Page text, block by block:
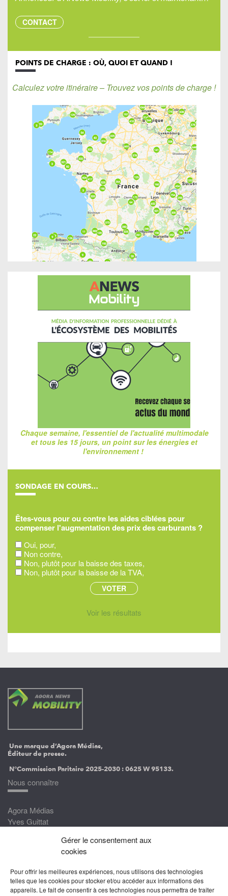
Gérer le consentement aux
cookies
Pour offrir les meilleures expériences, nous utilisons des technologies
telles que les cookies pour stocker et/ou accéder aux informations des
appareils. Le fait de consentir à ces technologies nous permettra de traiter
CONTACT
POINTS DE CHARGE : OÙ, QUOI ET QUAND !
Calculez votre itinéraire – Trouvez vos points de charge !
Chaque semaine, l'essentiel de l'actualité multimodale
et tous les 15 jours, un point sur les énergies et
l'environnement !
SONDAGE EN COURS…
Êtes-vous pour ou contre les aides ciblées pour
compenser l'augmentation des prix des carburants ?
Oui, pour,
Non contre,
Non, plutôt pour la baisse des taxes,
Non, plutôt pour la baisse de la TVA,
Voir les résultats
Une marque d’Agora Médias,
Éditeur de presse.
N°Commission Paritaire 2025-2030 :0625 W 95133.
Nous connaître
Agora Médias
Yves Guittat
Devenez correspondant
Rejoignez nos experts
Devenez Partenaire